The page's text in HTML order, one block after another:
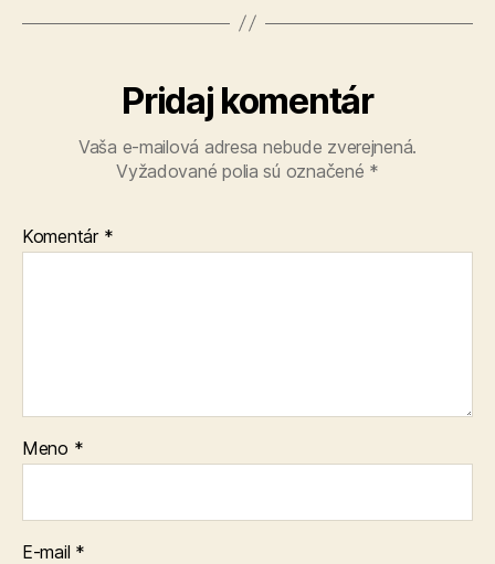
Pridaj komentár
Vaša e-mailová adresa nebude zverejnená.
Vyžadované polia sú označené *
Komentár *
Meno *
E-mail *